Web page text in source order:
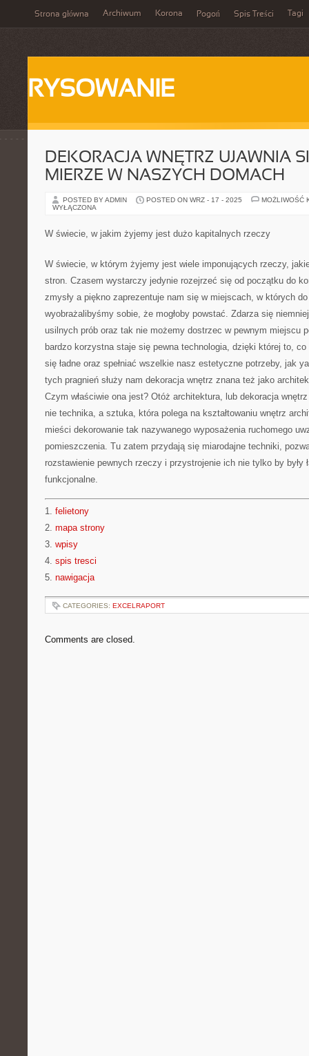
Strona główna Archiwum Korona Pogoń Spis Treści Tagi
RYSOWANIE
DEKORACJA WNĘTRZ UJAWNIA
MIERZE W NASZYCH DOMACH
POSTED BY ADMIN POSTED ON WRZ - 17 - 2025
MOŻLIWOŚĆ
WYŁĄCZONA
W świecie, w jakim żyjemy jest dużo kapitalnych rzeczy
W świecie, w którym żyjemy jest wiele imponujących rzeczy,
stron. Czasem wystarczy jedynie rozejrzeć się od początku do
zmysły a piękno zaprezentuje nam się w miejscach, w których
wyobrażalibyśmy sobie, że mogłoby powstać. Zdarza się
usilnych prób oraz tak nie możemy dostrzec w pewnym miejscu
bardzo korzystna staje się pewna technologia, dzięki której to,
się ładne oraz spełniać wszelkie nasz estetyczne potrzeby, jak
tych pragnień służy nam dekoracja wnętrz znana też jako
Czym właściwie ona jest? Otóż architektura, lub dekoracja
nie technika, a sztuka, która polega na kształtowaniu wnętrz
mieści dekorowanie tak nazywanego wyposażenia ruchomego
pomieszczenia. Tu zatem przydają się miarodajne techniki,
rozstawienie pewnych rzeczy i przystrojenie ich nie tylko by były
funkcjonalne.
1. felietony
2. mapa strony
3. wpisy
4. spis tresci
5. nawigacja
CATEGORIES: EXCELRAPORT
Comments are closed.